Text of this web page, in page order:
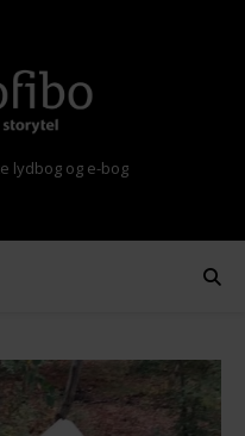
lydbog og e-bog